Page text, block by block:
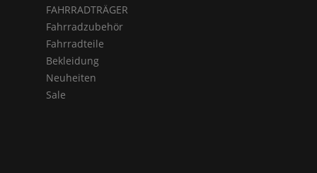
FAHRRADTRÄGER
Fahrradzubehör
Fahrradteile
Bekleidung
Neuheiten
Sale